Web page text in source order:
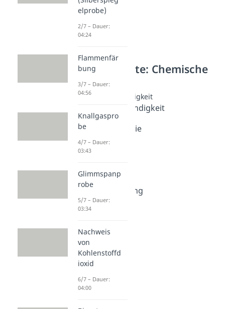
Weitere Inhalte: Chemische
Reaktionen
Reaktionsgeschwindigkeit
Reaktionsgeschwindigkeit
Dauer: 05:08
Aktivierungsenergie
Dauer: 04:21
RGT Regel
Katalysator
Dauer: 04:09
Arrhenius Gleichung
Dauer: 03:40
elprobe)
2/7 – Dauer:
04:24
Flammenfär
bung
3/7 – Dauer:
04:56
Knallgaspro
be
4/7 – Dauer:
03:43
Glimmspanp
robe
5/7 – Dauer:
03:34
Nachweis
von
Kohlenstoffd
ioxid
6/7 – Dauer:
04:00